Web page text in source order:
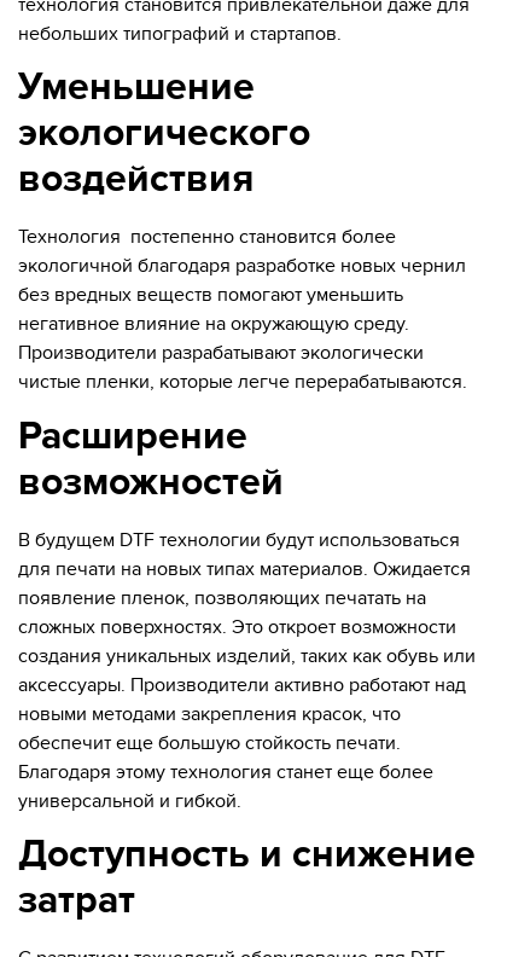
небольших типографий и стартапов.
Уменьшение
экологического
воздействия
Технология постепенно становится более
экологичной благодаря разработке новых чернил
без вредных веществ помогают уменьшить
негативное влияние на окружающую среду.
Производители разрабатывают экологически
чистые пленки, которые легче перерабатываются.
Расширение
возможностей
В будущем DTF технологии будут использоваться
для печати на новых типах материалов. Ожидается
появление пленок, позволяющих печатать на
сложных поверхностях. Это откроет возможности
создания уникальных изделий, таких как обувь или
аксессуары. Производители активно работают над
новыми методами закрепления красок, что
обеспечит еще большую стойкость печати.
Благодаря этому технология станет еще более
универсальной и гибкой.
Доступность и снижение
затрат